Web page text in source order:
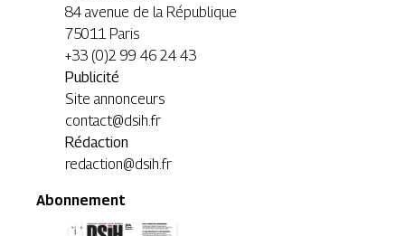
84 avenue de la République
75011 Paris
+33 (0)2 99 46 24 43
Publicité
Site annonceurs
contact@dsih.fr
Rédaction
redaction@dsih.fr
Abonnement